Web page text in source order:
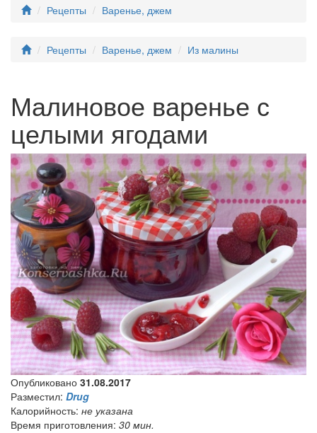
Рецепты
Варенье, джем
Рецепты Варенье, джем Из малины
Малиновое варенье с
целыми ягодами
Опубликовано 31.08.2017
Разместил: Drug
Калорийность: не указана
Время приготовления: 30 мин.